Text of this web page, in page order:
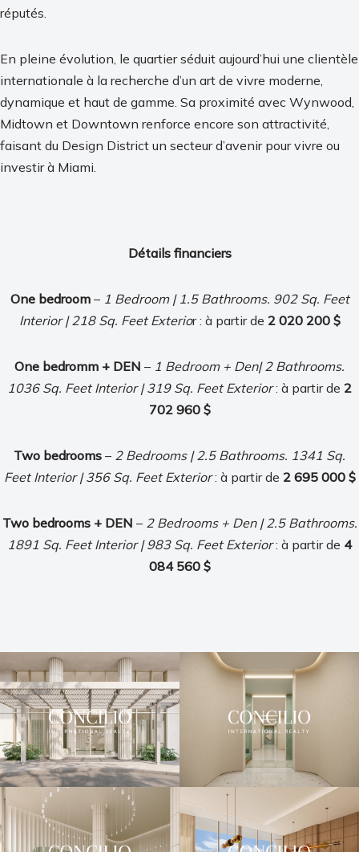
réputés.
En pleine évolution, le quartier séduit aujourd’hui une clientèle
internationale à la recherche d’un art de vivre moderne,
dynamique et haut de gamme. Sa proximité avec Wynwood,
Midtown et Downtown renforce encore son attractivité,
faisant du Design District un secteur d’avenir pour vivre ou
investir à Miami.
Détails financiers
One bedroom– 1 Bedroom | 1.5 Bathrooms. 902 Sq. Feet
Interior | 218 Sq. Feet Exterior : à partir de 2 020 200 $
One bedromm + DEN – 1 Bedroom + Den| 2 Bathrooms.
1036 Sq. Feet Interior | 319 Sq. Feet Exterior: à partir de 2
702 960 $
Two bedrooms – 2 Bedrooms | 2.5 Bathrooms. 1341 Sq.
Feet Interior | 356 Sq. Feet Exterior: à partir de 2 695 000 $
Two bedrooms + DEN – 2 Bedrooms + Den | 2.5 Bathrooms.
1891 Sq. Feet Interior | 983 Sq. Feet Exterior: à partir de 4
084 560 $